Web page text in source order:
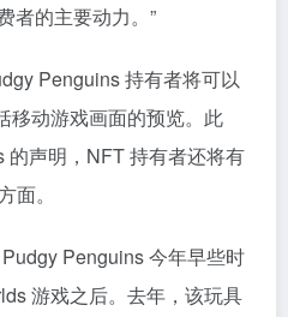
者的主要动力。”
Penguins 持有者将可以
移动游戏画面的预览。此
的声明，NFT 持有者还将有
面。
Penguins 今年早些时
游戏之后。去年，该玩具